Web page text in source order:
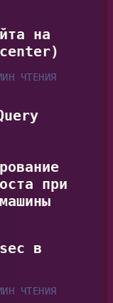
на
ЧТЕНИЯ
при
в
ЧТЕНИЯ